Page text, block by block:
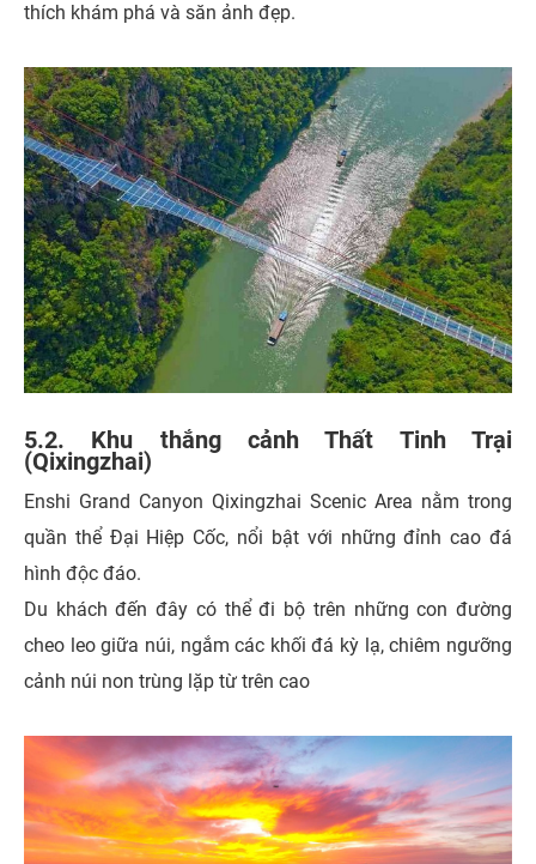
thích khám phá và săn ảnh đẹp.
5.2. Khu thắng cảnh Thất Tinh Trại
(Qixingzhai)
Enshi Grand Canyon Qixingzhai Scenic Area nằm trong
quần thể Đại Hiệp Cốc, nổi bật với những đỉnh cao đá
hình độc đáo.
Du khách đến đây có thể đi bộ trên những con đường
cheo leo giữa núi, ngắm các khối đá kỳ lạ, chiêm ngưỡng
cảnh núi non trùng lặp từ trên cao